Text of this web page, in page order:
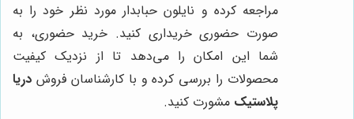
مراجعه کرده و نایلون حبابدار مورد نظر خود را به
صورت حضوری خریداری کنید. خرید حضوری، به
شما این امکان را می‌دهد تا از نزدیک کیفیت
محصولات را بررسی کرده و با کارشناسان فروش دریا
پلاستیک مشورت کنید.